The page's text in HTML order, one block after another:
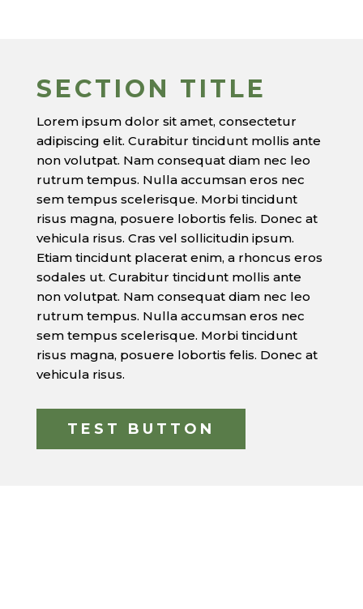
SECTION TITLE
Lorem ipsum dolor sit amet, consectetur
adipiscing elit. Curabitur tincidunt mollis ante
non volutpat. Nam consequat diam nec leo
rutrum tempus. Nulla accumsan eros nec
sem tempus scelerisque. Morbi tincidunt
risus magna, posuere lobortis felis. Donec at
vehicula risus. Cras vel sollicitudin ipsum.
Etiam tincidunt placerat enim, a rhoncus eros
sodales ut. Curabitur tincidunt mollis ante
non volutpat. Nam consequat diam nec leo
rutrum tempus. Nulla accumsan eros nec
sem tempus scelerisque. Morbi tincidunt
risus magna, posuere lobortis felis. Donec at
vehicula risus.
TEST BUTTON